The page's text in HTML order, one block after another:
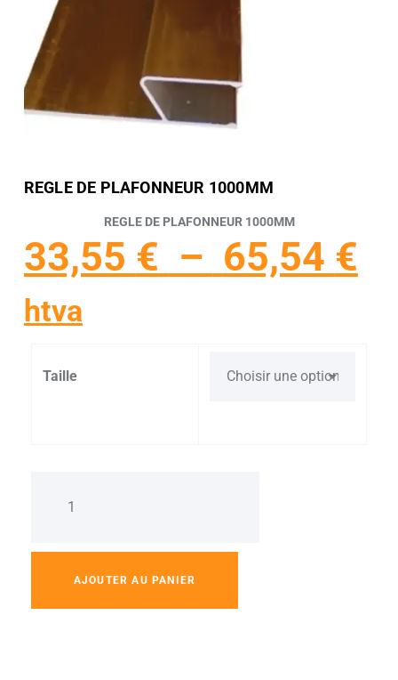
REGLE DE PLAFONNEUR 1000MM
REGLE DE PLAFONNEUR 1000MM
33,55 € – 65,54 €
htva
Taille
AJOUTER AU PANIER